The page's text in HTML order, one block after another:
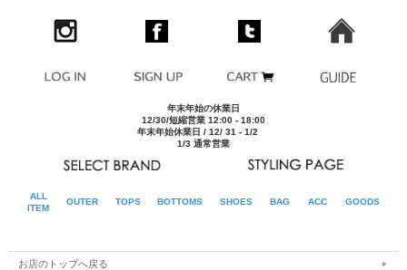
年末年始の休業日
12/30/短縮営業 12:00 - 18:00
年末年始休業日 / 12/ 31 - 1/2
1/3 通常営業
ALL
ITEM
OUTER TOPS BOTTOMS SHOES BAG ACC GOODS
お店のトップへ戻る